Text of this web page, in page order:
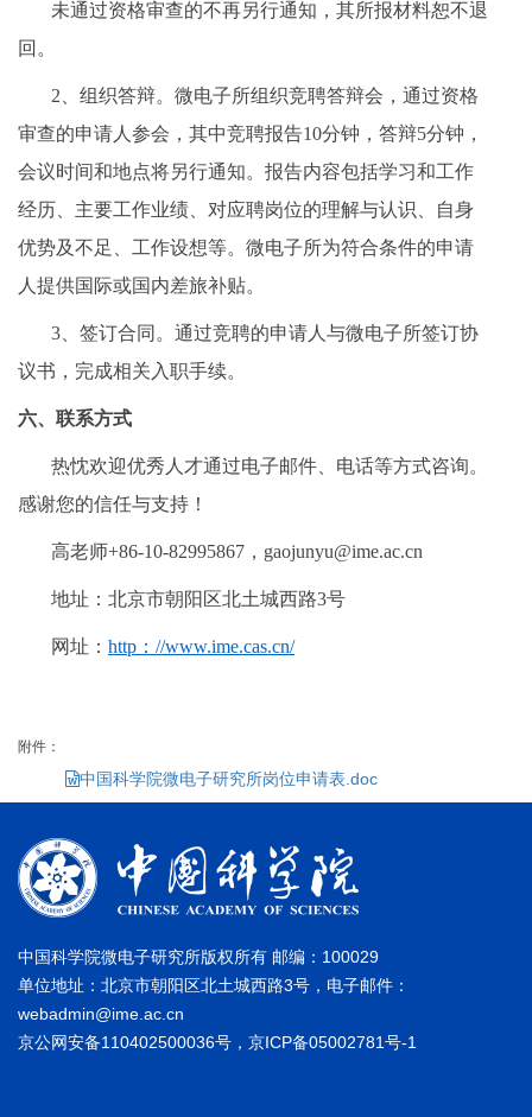
未通过资格审查的不再另行通知，其所报材料恕不退
回。
2、组织答辩。微电子所组织竞聘答辩会，通过资格
审查的申请人参会，其中竞聘报告10分钟，答辩5分钟，
会议时间和地点将另行通知。报告内容包括学习和工作
经历、主要工作业绩、对应聘岗位的理解与认识、自身
优势及不足、工作设想等。微电子所为符合条件的申请
人提供国际或国内差旅补贴。
3、签订合同。通过竞聘的申请人与微电子所签订协
议书，完成相关入职手续。
六、联系方式
热忱欢迎优秀人才通过电子邮件、电话等方式咨询。
感谢您的信任与支持！
高老师+86-10-82995867，gaojunyu@ime.ac.cn
地址：北京市朝阳区北土城西路3号
网址： http：//www.ime.cas.cn/
附件：
中国科学院微电子研究所岗位申请表.doc
中国科学院微电子研究所版权所有 邮编：100029
单位地址：北京市朝阳区北土城西路3号，电子邮件：
webadmin@ime.ac.cn
京公网安备110402500036号，京ICP备05002781号-1